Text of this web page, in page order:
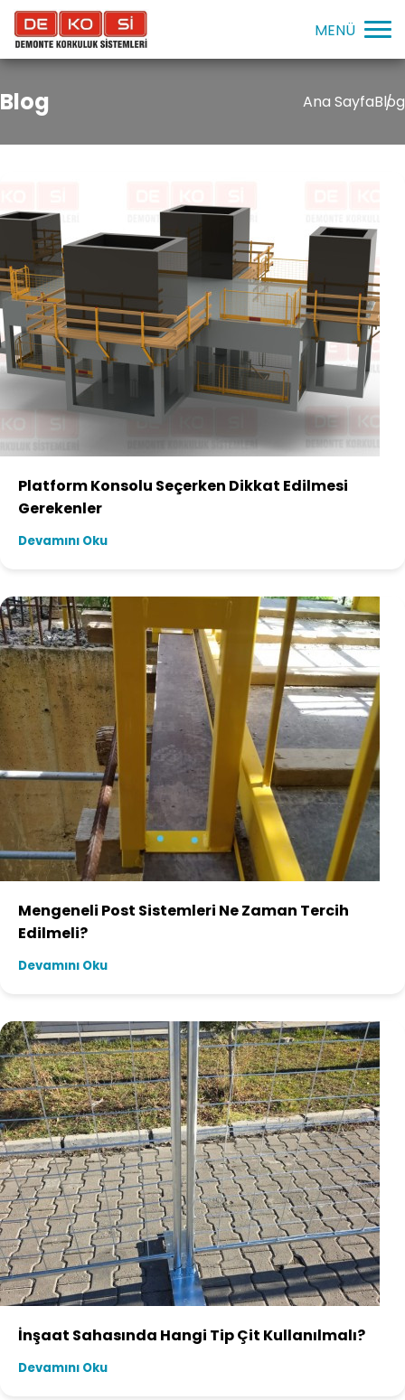
Blog Ana SayfaBlog
Platform Konsolu Seçerken Dikkat Edilmesi
Gerekenler
Devamını Oku
Mengeneli Post Sistemleri Ne Zaman Tercih
Edilmeli?
Devamını Oku
İnşaat Sahasında Hangi Tip Çit Kullanılmalı?
Devamını Oku